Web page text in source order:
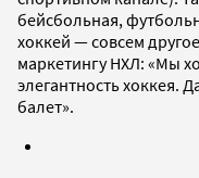
бейсбольная,
хоккей — совсем
маркетингу НХЛ: «Мы
элегантность хоккея.
балет».